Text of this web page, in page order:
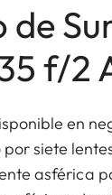
de
f/2
en
siete
asférica